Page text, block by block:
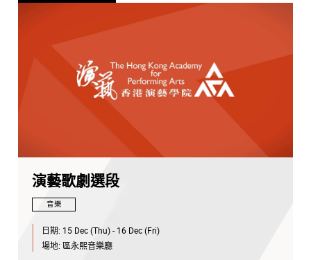
演藝歌劇選段
音樂
日期: 15 Dec (Thu) - 16 Dec (Fri)
場地: 區永熙音樂廳